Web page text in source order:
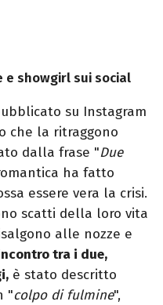
showgirl sui social
su Instagram
che la ritraggono
dalla frase "Due
ha fatto
essere vera la crisi.
scatti della loro vita
alle nozze e
tra i due,
è stato descritto
"colpo di fulmine",